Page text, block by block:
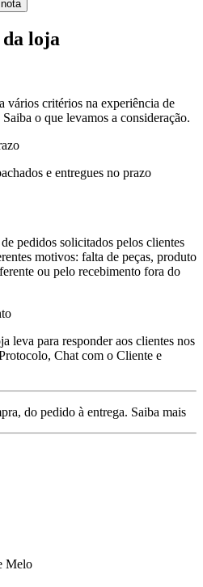
loja
vários critérios na experiência de
o que levamos a consideração.
e entregues no prazo
pedidos solicitados pelos clientes
motivos: falta de peças, produto
ou pelo recebimento fora do
leva para responder aos clientes nos
Chat com o Cliente e
do pedido à entrega. Saiba mais
Melo